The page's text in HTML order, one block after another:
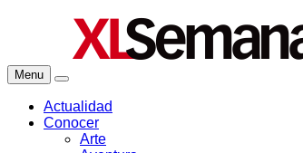
Menu
Actualidad
Conocer
Arte